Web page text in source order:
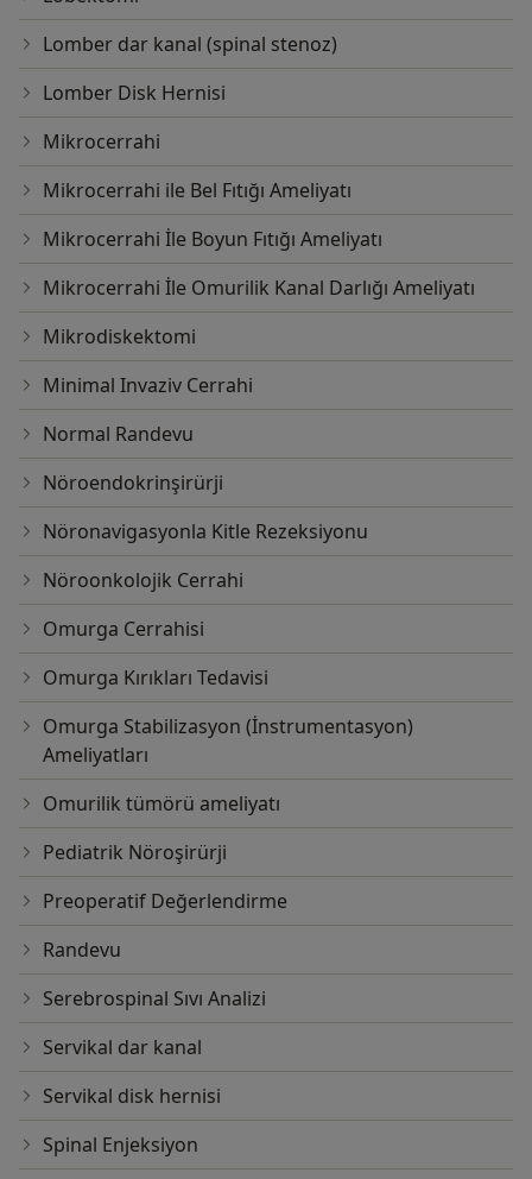
Lomber dar kanal (spinal stenoz)
Lomber Disk Hernisi
Mikrocerrahi
Mikrocerrahi ile Bel Fıtığı Ameliyatı
Mikrocerrahi İle Boyun Fıtığı Ameliyatı
Mikrocerrahi İle Omurilik Kanal Darlığı Ameliyatı
Mikrodiskektomi
Minimal Invaziv Cerrahi
Normal Randevu
Nöroendokrinşirürji
Nöronavigasyonla Kitle Rezeksiyonu
Nöroonkolojik Cerrahi
Omurga Cerrahisi
Omurga Kırıkları Tedavisi
Omurga Stabilizasyon (İnstrumentasyon)
Ameliyatları
Omurilik tümörü ameliyatı
Pediatrik Nöroşirürji
Preoperatif Değerlendirme
Randevu
Serebrospinal Sıvı Analizi
Servikal dar kanal
Servikal disk hernisi
Spinal Enjeksiyon